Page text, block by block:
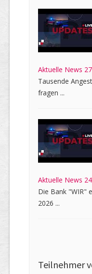
Aktuelle News
Tausende
fragen ...
Aktuelle News
Die Bank "WIR"
2026 ...
Teilnehmer